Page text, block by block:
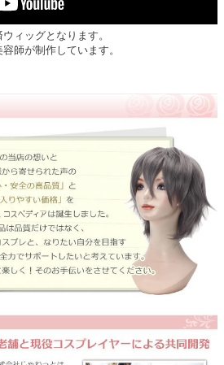
ィッグとなります。
師が制作しています。